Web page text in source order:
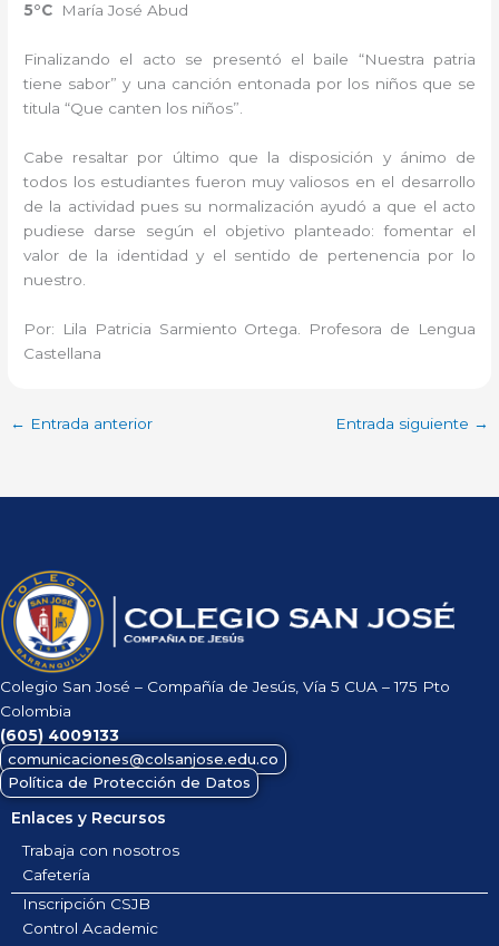
5°C María José Abud
Finalizando el acto se presentó el baile “Nuestra patria
tiene sabor” y una canción entonada por los niños que se
titula “Que canten los niños”.
Cabe resaltar por último que la disposición y ánimo de
todos los estudiantes fueron muy valiosos en el desarrollo
de la actividad pues su normalización ayudó a que el acto
pudiese darse según el objetivo planteado: fomentar el
valor de la identidad y el sentido de pertenencia por lo
nuestro.
Por: Lila Patricia Sarmiento Ortega. Profesora de Lengua
Castellana
← Entrada anterior Entrada siguiente →
Colegio San José – Compañía de Jesús, Vía 5 CUA – 175 Pto
Colombia
(605) 4009133
comunicaciones@colsanjose.edu.co
Política de Protección de Datos
Enlaces y Recursos
Trabaja con nosotros
Cafetería
Inscripción CSJB
Control Academic